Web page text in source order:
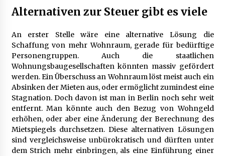
Alternativen zur Steuer gibt es viele
An erster Stelle wäre eine alternative Lösung die
Schaffung von mehr Wohnraum, gerade für bedürftige
Personengruppen. Auch die staatlichen
Wohnungsbaugesellschaften könnten massiv gefördert
werden. Ein Überschuss an Wohnraum löst meist auch ein
Absinken der Mieten aus, oder ermöglicht zumindest eine
Stagnation. Doch davon ist man in Berlin noch sehr weit
entfernt. Man könnte auch den Bezug von Wohngeld
erhöhen, oder aber eine Änderung der Berechnung des
Mietspiegels durchsetzen. Diese alternativen Lösungen
sind vergleichsweise unbürokratisch und dürften unter
dem Strich mehr einbringen, als eine Einführung einer